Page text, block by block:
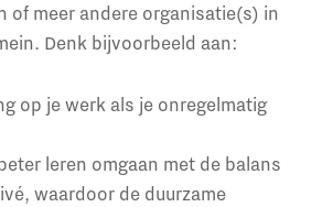
of meer andere organisatie(s) in
Denk bijvoorbeeld aan:
op je werk als je onregelmatig
leren omgaan met de balans
waardoor de duurzame